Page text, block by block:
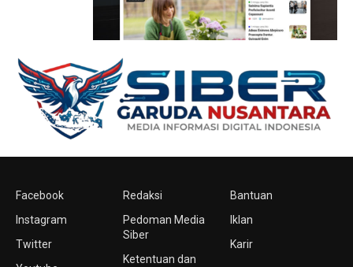
Facebook
Instagram
Twitter
Redaksi
Pedoman Media
Siber
Ketentuan dan
Bantuan
Iklan
Karir